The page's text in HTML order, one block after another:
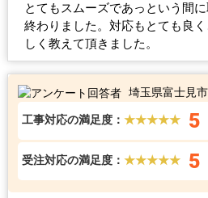
とてもスムーズであっという間
終わりました。対応もとても良
しく教えて頂きました。
埼玉県富士見
工事対応の満足度： ★★★★★ 5
受注対応の満足度： ★★★★★ 5